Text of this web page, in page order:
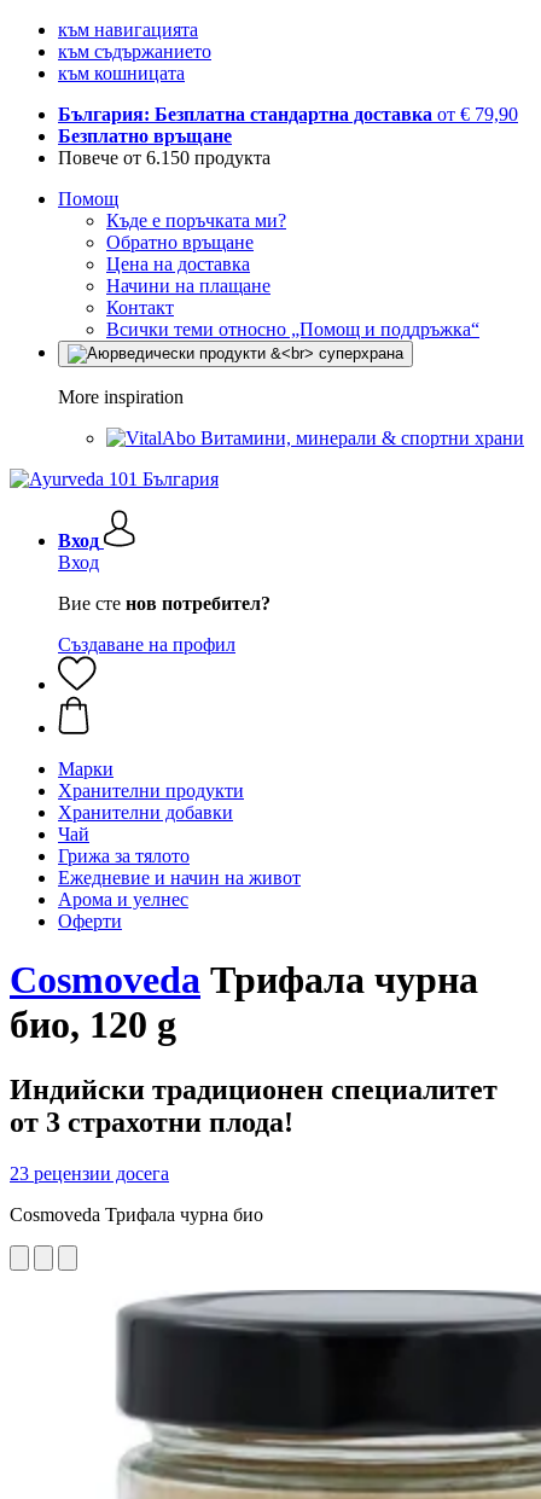
към навигацията
към съдържанието
към кошницата
България: Безплатна стандартна доставка от € 79,90
Безплатно връщане
Повече от 6.150 продукта
Помощ
Къде е поръчката ми?
Обратно връщане
Цена на доставка
Начини на плащане
Контакт
Всички теми относно „Помощ и поддръжка“
More inspiration
Витамини, минерали & спортни храни
Вход
Вход
Вие сте нов потребител?
Създаване на профил
Марки
Хранителни продукти
Хранителни добавки
Чай
Грижа за тялото
Ежедневие и начин на живот
Арома и уелнес
Оферти
Cosmoveda Трифала чурна
био, 120 g
Индийски традиционен специалитет
от 3 страхотни плода!
23 рецензии досега
Cosmoveda Трифала чурна био